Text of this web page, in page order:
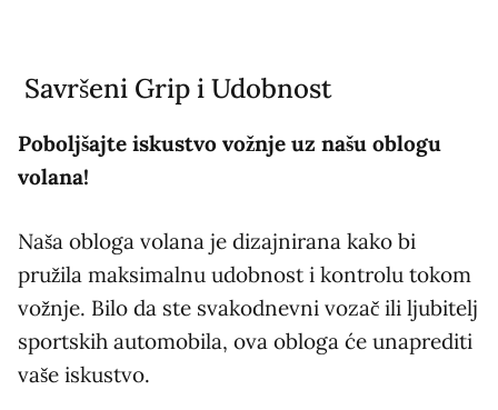
Savršeni Grip i Udobnost
Poboljšajte iskustvo vožnje uz našu oblogu
volana!
Naša obloga volana je dizajnirana kako bi
pružila maksimalnu udobnost i kontrolu tokom
vožnje. Bilo da ste svakodnevni vozač ili ljubitelj
sportskih automobila, ova obloga će unaprediti
vaše iskustvo.